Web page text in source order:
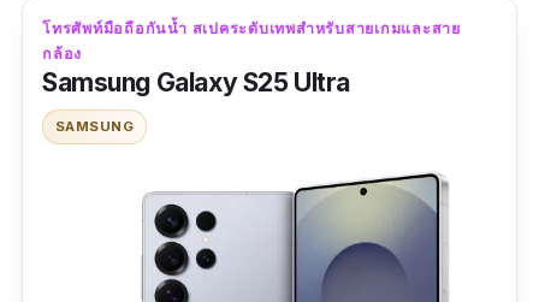
remove_circle ไม่มีฟีเจอร์ชาร์จย้อนกลับ (Reverse Charging)
OnePlus 13 เป็นสมาร์ทโฟนที่ออกแบบมาสำหรับ
คนที่ต้องการ "มือถือที่ครบทุกอย่างในเครื่องเดียว"
ทั้งกันน้ำ กันฝุ่น เล่นเกมแรง และถ่ายรูปสวยในทุก
วางใจได้แม้ใช้งานกลางฝน หรือเผลอทำเครื่องตก
จอ LTPO AMOLED ขนาดใหญ่ รีเฟรชเรทสูงถึง
โทรศัพท์มือถือกันน้ำ สเปคระดับเทพสำหรับสายเกมและสาย
กล้อง
Samsung Galaxy S25 Ultra
SAMSUNG